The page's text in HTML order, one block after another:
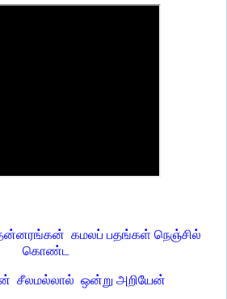
கமலப் பதங்கள் நெஞ்சில்
கொண்ட
சீலமல்லால் ஒன்று அறியேன்